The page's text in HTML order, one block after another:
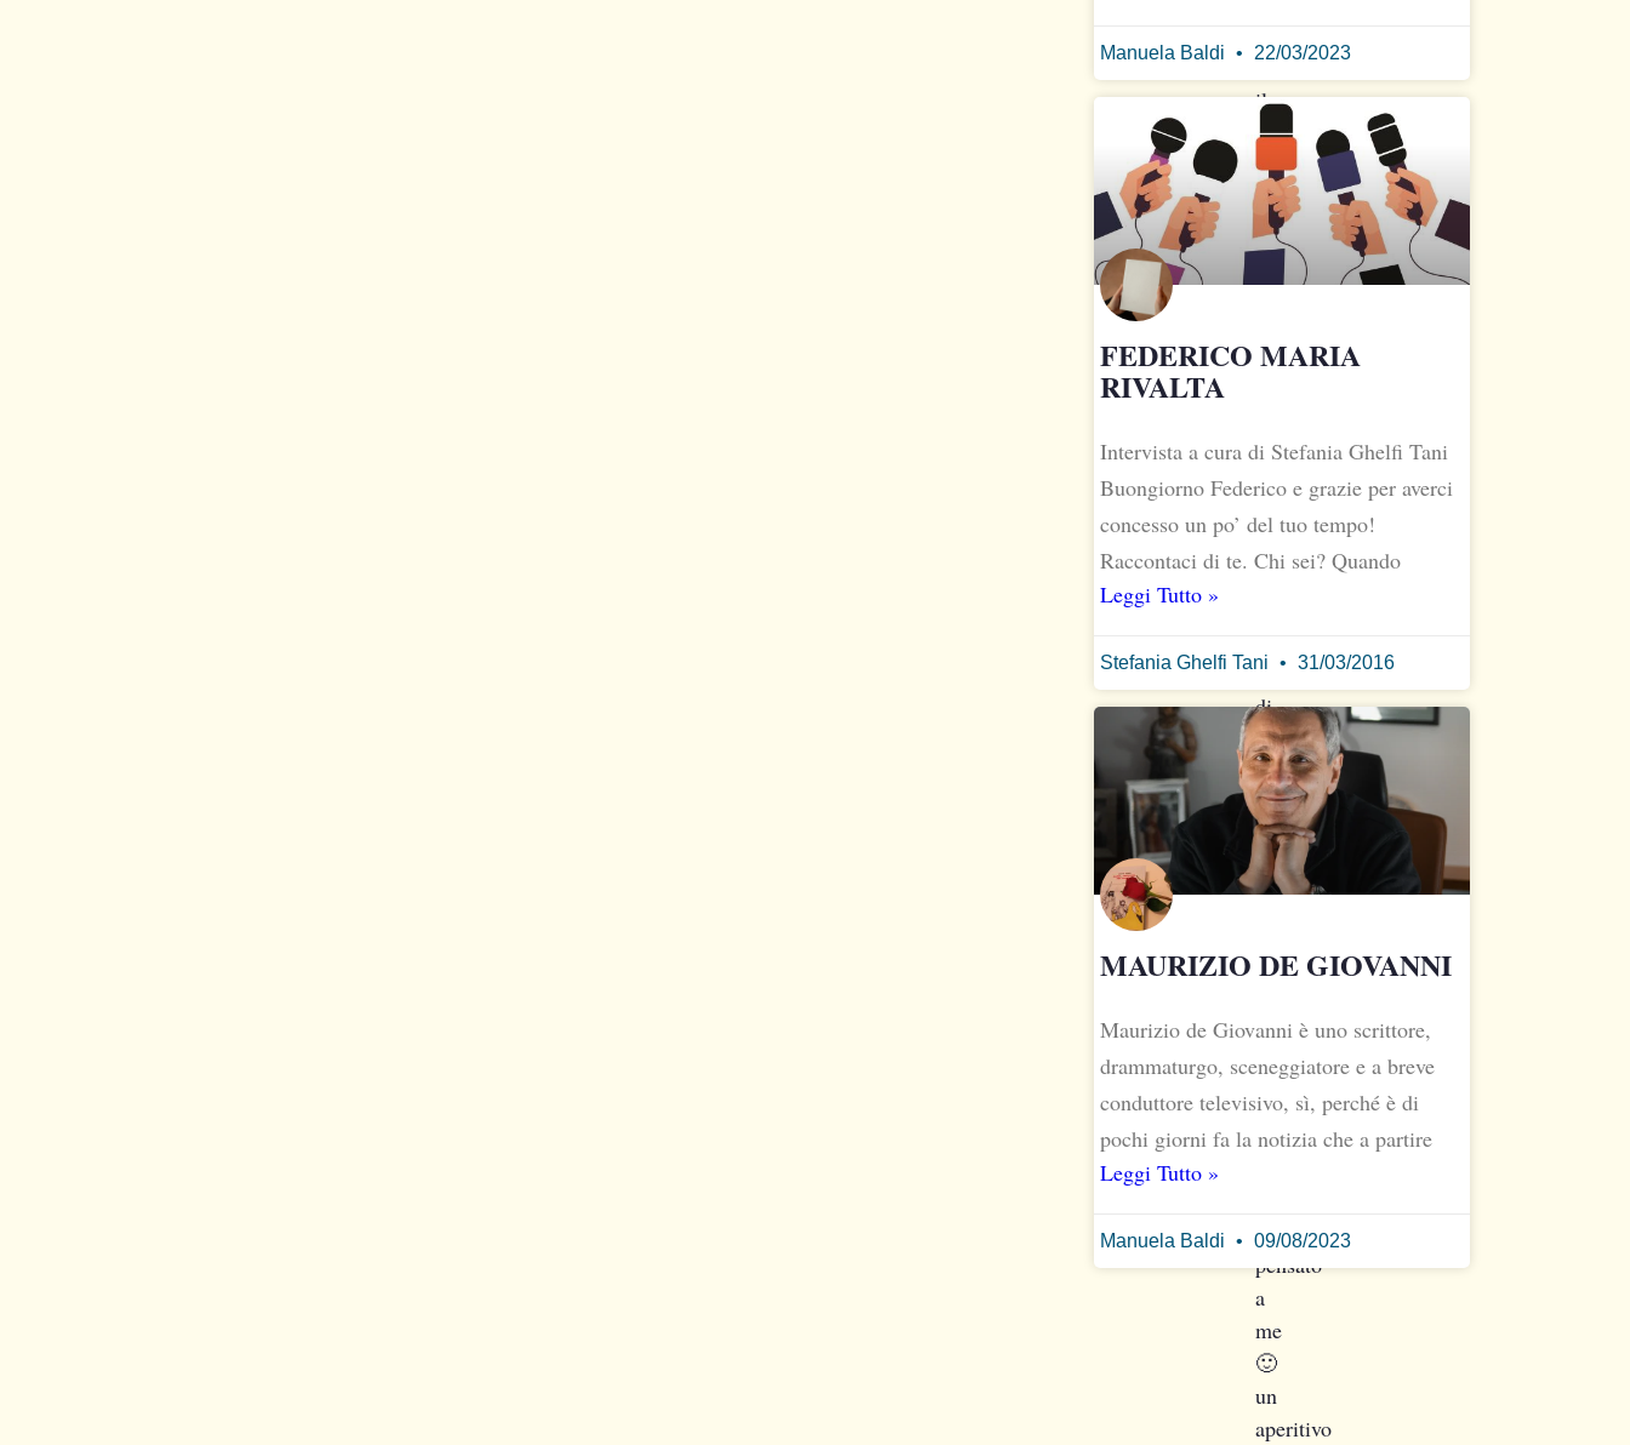
pubblicato
il
romanzo
Sovietopia
.
Andiamo
a
conoscerlo
condotta
Noseda.
Intervista
a
Marcello
cura
di
Alessandro
Noseda
Benvenuto
Giallo&Cucina.
caffè?
Un
aperitivo?
Ciao
Alessandro!
E
aver
pensato
a
me
🙂
un
aperitivo
Manuela Baldi 22/03/2023
FEDERICO MARIA
RIVALTA
Intervista a cura di Stefania Ghelfi Tani
Buongiorno Federico e grazie per averci
concesso un po’ del tuo tempo!
Raccontaci di te. Chi sei? Quando
Leggi Tutto »
Stefania Ghelfi Tani 31/03/2016
MAURIZIO DE GIOVANNI
Maurizio de Giovanni è uno scrittore,
drammaturgo, sceneggiatore e a breve
conduttore televisivo, sì, perché è di
pochi giorni fa la notizia che a partire
Leggi Tutto »
Manuela Baldi 09/08/2023